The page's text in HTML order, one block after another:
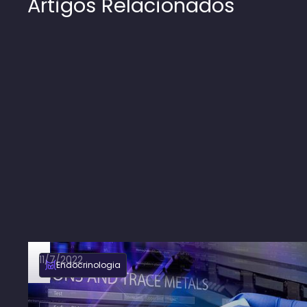
Endocrinologia
11/7/2022
Quando e como repor potássio na
hipocalemia?